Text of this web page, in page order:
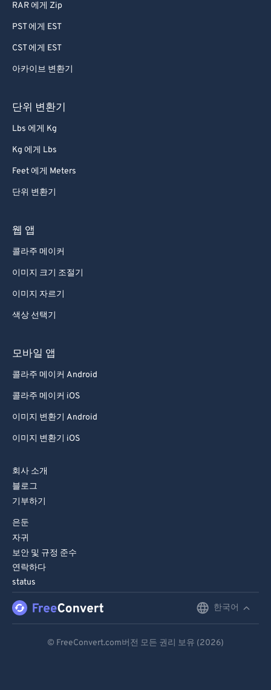
RAR 에게 Zip
PST 에게 EST
CST 에게 EST
아카이브 변환기
단위 변환기
Lbs 에게 Kg
Kg 에게 Lbs
Feet 에게 Meters
단위 변환기
웹 앱
콜라주 메이커
이미지 크기 조절기
이미지 자르기
색상 선택기
모바일 앱
콜라주 메이커 Android
콜라주 메이커 iOS
이미지 변환기 Android
이미지 변환기 iOS
회사 소개
블로그
기부하기
은둔
자귀
보안 및 규정 준수
연락하다
status
한국어
© FreeConvert.com버전 모든 권리 보유 (2026)